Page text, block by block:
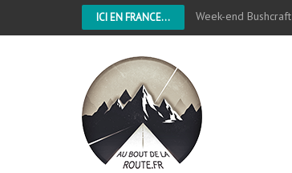
ICI EN FRANCE... Week-end Bushcraft